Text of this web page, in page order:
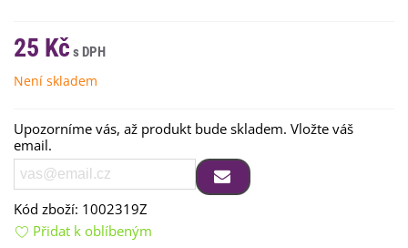
25 Kč
Není skladem
Upozorníme vás, až produkt bude skladem. Vložte váš
email.
Kód zboží: 1002319Z
Přidat k oblíbeným